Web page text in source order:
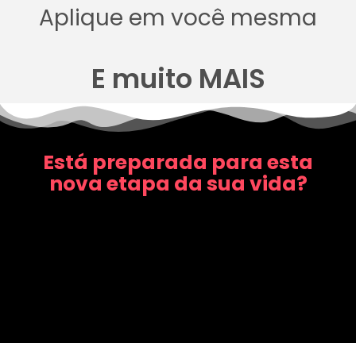
Aplique em você mesma
E muito MAIS
Está preparada para esta
nova etapa da sua vida?